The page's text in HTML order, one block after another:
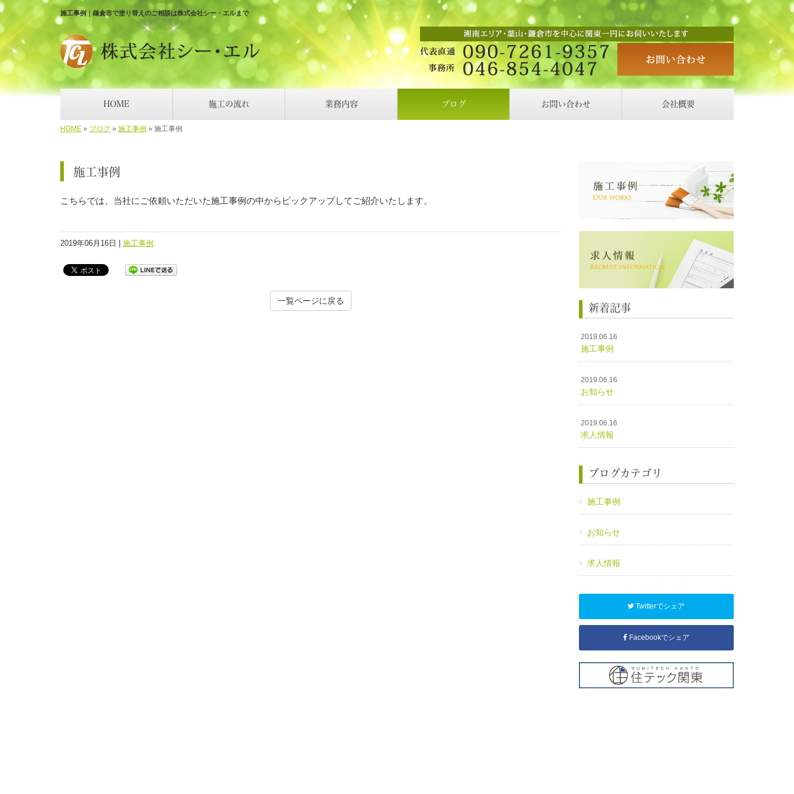
施工事例｜鎌倉市で塗り替えのご相談は株式会社シー・エルまで
HOME 施工の流れ 業務内容 ブログ お問い合わせ 会社概要
HOME » ブログ » 施工事例 » 施工事例
施工事例
こちらでは、当社にご依頼いただいた施工事例の中からピックアップしてご紹介いたします。
2019年06月16日 | 施工事例
一覧ページに戻る
新着記事
2019.06.16
施工事例
2019.06.16
お知らせ
2019.06.16
求人情報
ブログカテゴリ
施工事例
お知らせ
求人情報
Twitterでシェア
Facebookでシェア